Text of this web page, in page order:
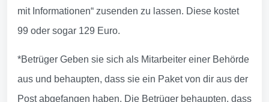
mit Informationen“ zusenden zu lassen. Diese kostet
99 oder sogar 129 Euro.
*Betrüger Geben sie sich als Mitarbeiter einer Behörde
aus und behaupten, dass sie ein Paket von dir aus der
Post abgefangen haben. Die Betrüger behaupten, dass